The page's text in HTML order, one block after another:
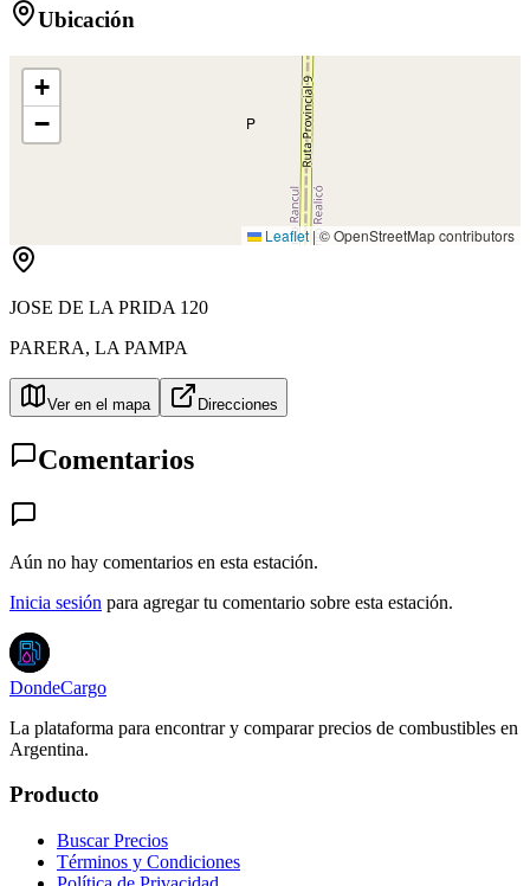
Ubicación
P
+
−
Leaflet |© OpenStreetMap contributors
JOSE DE LA PRIDA 120
PARERA, LA PAMPA
Ver en el mapa Direcciones
Comentarios
Aún no hay comentarios en esta estación.
Inicia sesión para agregar tu comentario sobre esta estación.
DondeCargo
La plataforma para encontrar y comparar precios de combustibles en
Argentina.
Producto
Buscar Precios
Términos y Condiciones